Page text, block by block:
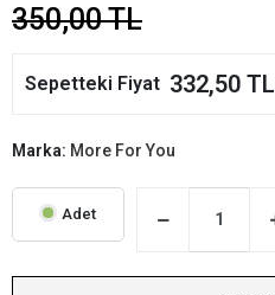
350,00 TL
Sepetteki Fiyat 332,50 TL
Marka: More For You
Adet